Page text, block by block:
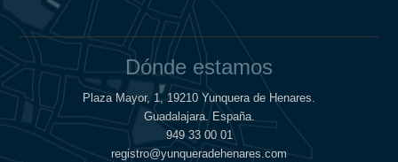
Dónde estamos
Plaza Mayor, 1, 19210 Yunquera de Henares.
Guadalajara. España.
949 33 00 01
registro@yunqueradehenares.com